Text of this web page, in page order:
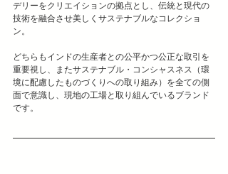
デリーをクリエイションの拠点とし、伝統と現代の
技術を融合させ美しくサステナブルなコレクショ
ン。﻿
どちらもインドの生産者との公平かつ公正な取引を
重要視し、またサステナブル・コンシャスネス（環
境に配慮したものづくりへの取り組み）を全ての側
面で意識し、現地の工場と取り組んでいるブランド
です。　﻿